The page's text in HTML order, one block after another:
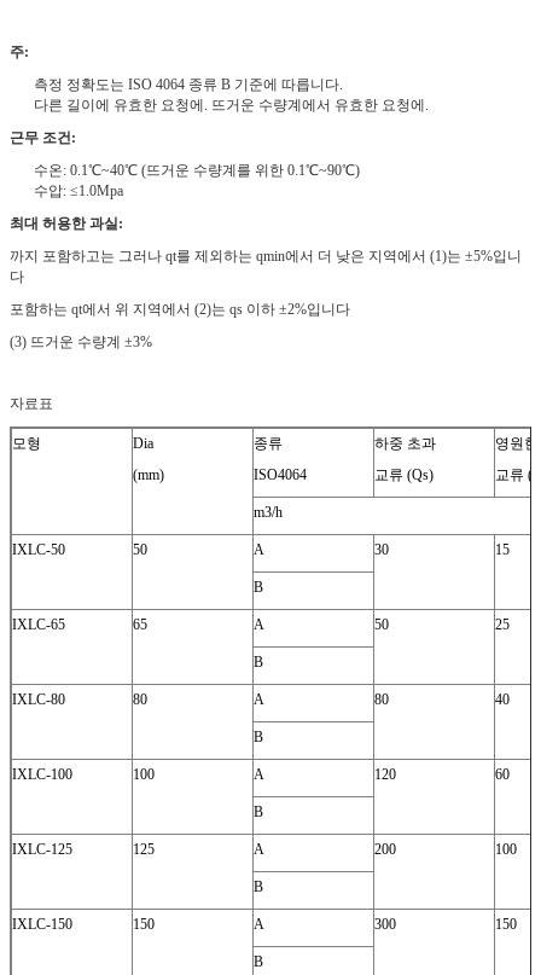
주:
측정 정확도는 ISO 4064 종류 B 기준에 따릅니다.
다른 길이에 유효한 요청에. 뜨거운 수량계에서 유효한 요청에.
근무 조건:
수온: 0.1℃~40℃ (뜨거운 수량계를 위한 0.1℃~90℃)
수압: ≤1.0Mpa
최대 허용한 과실:
까지 포함하고는 그러나 qt를 제외하는 qmin에서 더 낮은 지역에서 (1)는 ±5%입니
다
포함하는 qt에서 위 지역에서 (2)는 qs 이하 ±2%입니다
(3) 뜨거운 수량계 ±3%
자료표
모형
Dia
(mm)
종류
ISO4064
하중 초과
교류 (Qs)
영원한
교류
m3/h
IXLC-50 50 A 30 15
B
IXLC-65 65 A 50 25
B
IXLC-80 80 A 80 40
B
IXLC-100 100 A 120 60
B
IXLC-125 125 A 200 100
B
IXLC-150 150 A 300 150
B